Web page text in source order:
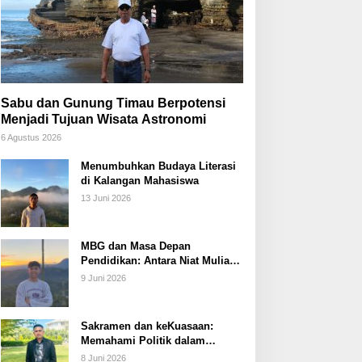
Sabu dan Gunung Timau Berpotensi
Menjadi Tujuan Wisata Astronomi
6 Agustus 2026
Menumbuhkan Budaya Literasi
di Kalangan Mahasiswa
13 Juni 2026
MBG dan Masa Depan
Pendidikan: Antara Niat Mulia
dan Tata Kelola yang Lemah
9 Juni 2026
Sakramen dan keKuasaan:
Memahami Politik dalam
Perspektif Sakramentologi
8 Juni 2026